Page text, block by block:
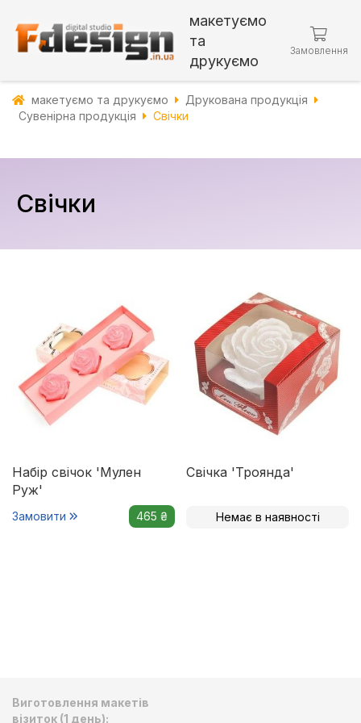
макетуємо
та
друкуємо
Замовлення
макетуємо та друкуємо
Друкована продукція
Сувенірна продукція
Свічки
Свічки
Набір свічок 'Мулен
Руж'
Замовити 465 ₴
Свічка 'Троянда'
Немає в наявності
Виготовлення макетів
візиток (1 день):